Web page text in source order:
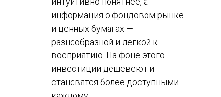
информация о фондовом рынке
и ценных бумагах —
разнообразной и легкой к
восприятию. На фоне этого
инвестиции дешевеют и
становятся более доступными